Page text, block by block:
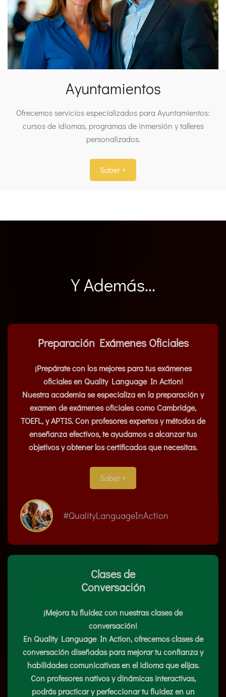
Ayuntamientos
Ofrecemos servicios especializados para Ayuntamientos:
cursos de idiomas, programas de inmersión y talleres
personalizados.
Saber +
Y Además...
Preparación Exámenes Oficiales
¡Prepárate con los mejores para tus exámenes
oficiales en Quality Language In Action!
Nuestra academia se especializa en la preparación y
examen de exámenes oficiales como Cambridge,
TOEFL, y APTIS. Con profesores expertos y métodos de
enseñanza efectivos, te ayudamos a alcanzar tus
objetivos y obtener los certificados que necesitas.
Saber +
#QualityLanguageInAction
Clases de
Conversación
¡Mejora tu fluidez con nuestras clases de
conversación!
En Quality Language In Action, ofrecemos clases de
conversación diseñadas para mejorar tu confianza y
habilidades comunicativas en el idioma que elijas.
Con profesores nativos y dinámicas interactivas,
podrás practicar y perfeccionar tu fluidez en un